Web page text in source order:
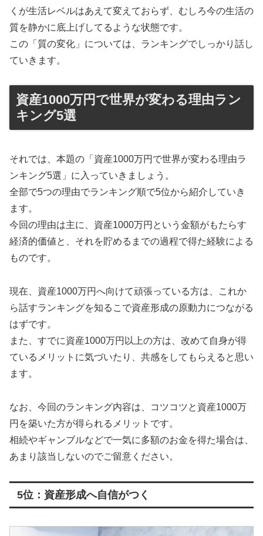
くが生活レベルはあえて変えておらず、むしろ今の生活の
質を静かに底上げしてるような状態です。
この「質の変化」については、ランキングでしっかり話し
ていきます。
資産1000万円で世界が変わる理由ラン
キング5選
それでは、本題の「資産1000万円で世界が変わる理由ラ
ンキング5選」に入っていきましょう。
全部で5つの理由でランキング順で5位から紹介していき
ます。
今回の理由は主に、資産1000万円という金額がもたらす
経済的価値と、それを貯めるまでの過程で得た経験による
ものです。
現在、資産1000万円へ向けて頑張っている方は、これか
ら話すランキングを知るこで資産形成の原動力につながる
はずです。
また、すでに資産1000万円以上の方は、改めて自身が得
ているメリットに気づいたり、共感をしてもらえると思い
ます。
なお、今回のランキング内容は、コツコツと資産1000万
円を築いた方が得られるメリットです。
相続やギャンブルなどで一気に多額のお金を得た場合は、
あまり該当しないのでご留意ください。
5位：資産形成へ自信がつく